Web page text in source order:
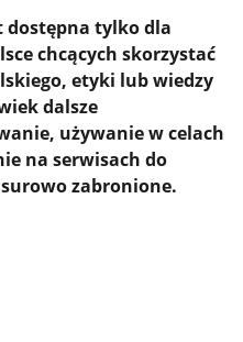
dostępna tylko dla
chcących skorzystać
etyki lub wiedzy
dalsze
używanie w celach
na serwisach do
zabronione.